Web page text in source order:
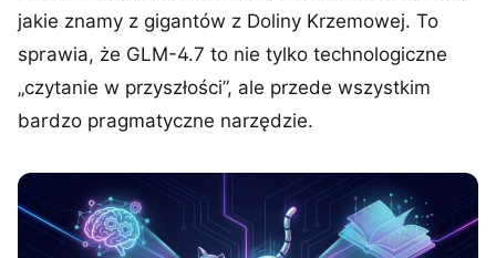
jakie znamy z gigantów z Doliny Krzemowej. To
sprawia, że GLM-4.7 to nie tylko technologiczne
„czytanie w przyszłości”, ale przede wszystkim
bardzo pragmatyczne narzędzie.